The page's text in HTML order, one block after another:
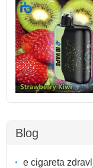
Blog
e cigareta